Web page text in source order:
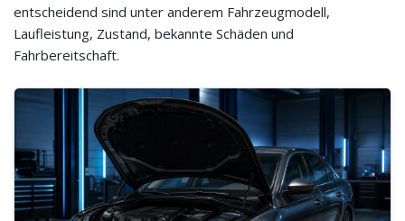
entscheidend sind unter anderem Fahrzeugmodell,
Laufleistung, Zustand, bekannte Schäden und
Fahrbereitschaft.